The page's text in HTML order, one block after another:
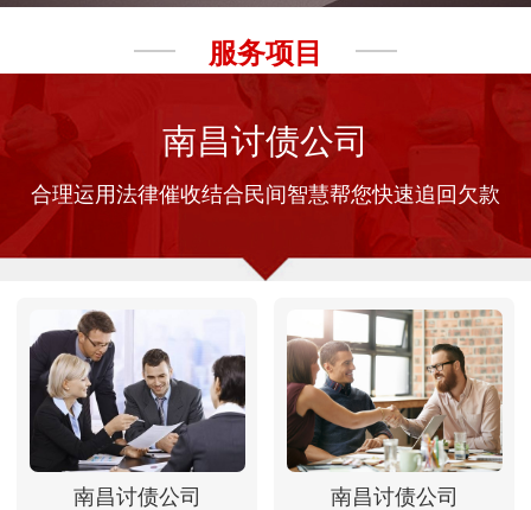
服务项目
南昌讨债公司
合理运用法律催收结合民间智慧帮您快速追回欠款
南昌讨债公司 南昌讨债公司